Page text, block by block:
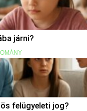
járni?
felügyeleti jog?